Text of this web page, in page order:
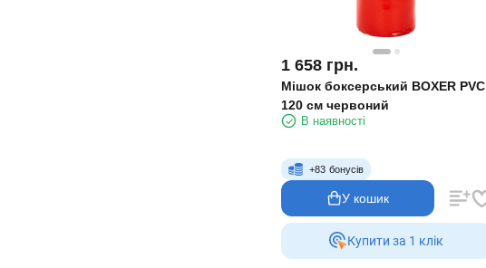
1 658 грн.
Мішок боксерський BOXER PVC
120 см червоний
В наявності
+83 бонусів
У кошик
Купити за 1 клiк